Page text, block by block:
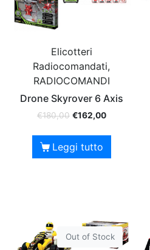
Elicotteri
Radiocomandati,
RADIOCOMANDI
Drone Skyrover 6 Axis
€180,00 €162,00
Leggi tutto
Out of Stock